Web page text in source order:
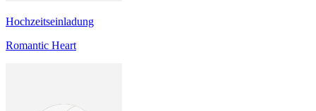
Hochzeitseinladung
Romantic Heart